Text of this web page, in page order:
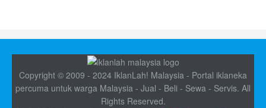
Copyright © 2009 - 2024 IklanLah! Malaysia - Portal iklaneka
percuma untuk warga Malaysia - Jual - Beli - Sewa - Servis. All
Rights Reserved.